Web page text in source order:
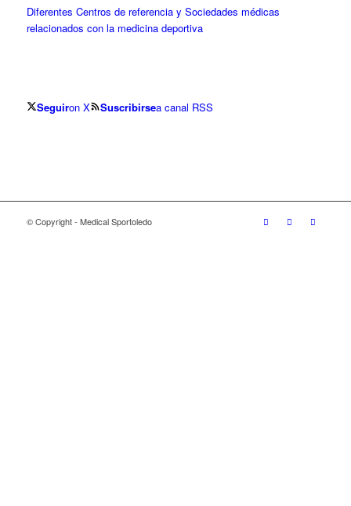
Diferentes Centros de referencia y Sociedades médicas
relacionados con la medicina deportiva
Seguiron X Suscribirsea canal RSS
© Copyright - Medical Sportoledo